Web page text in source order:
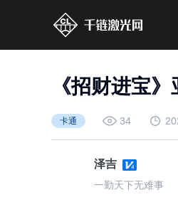
《招财进宝
卡通 34
泽吉
一勤天下无难事